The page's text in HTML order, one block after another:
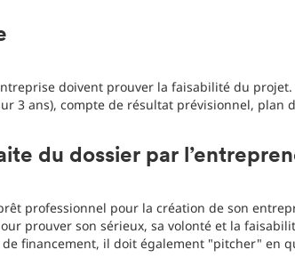
doivent prouver la faisabilité du
3 ans), compte de résultat prévisionnel, plan
du dossier par
professionnel pour la création de son
prouver son sérieux, sa volonté et la
financement, il doit également "pitcher" en